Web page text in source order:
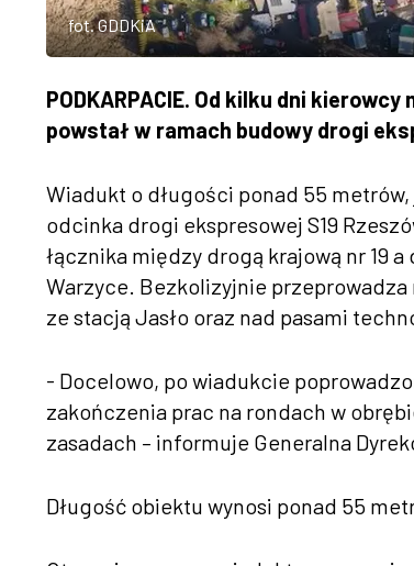
fot. GDDKiA
PODKARPACIE. Od kilku dni
powstał w ramach budowy drogi
Wiadukt o długości ponad 55
odcinka drogi ekspresowej S19
łącznika między drogą krajową nr 19
Warzyce. Bezkolizyjnie przeprowadza
ze stacją Jasło oraz nad pasami
- Docelowo, po wiadukcie
zakończenia prac na rondach w
zasadach – informuje Generalna
Długość obiektu wynosi ponad 55